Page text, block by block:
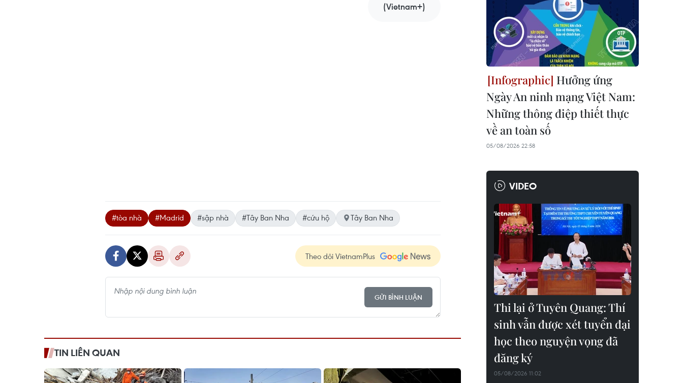
(Vietnam+)
#tòa nhà #Madrid #sập nhà #Tây Ban Nha #cứu hộ Tây Ban Nha
Theo dõi VietnamPlus
GỬI BÌNH LUẬN
TIN LIÊN QUAN
Hưởng ứng
Ngày An ninh mạng Việt Nam:
Những thông điệp thiết thực
về an toàn số
05/08/2026 22:58
VIDEO
Thi lại ở Tuyên Quang: Thí
sinh vẫn được xét tuyển đại
học theo nguyện vọng đã
đăng ký
05/08/2026 11:02